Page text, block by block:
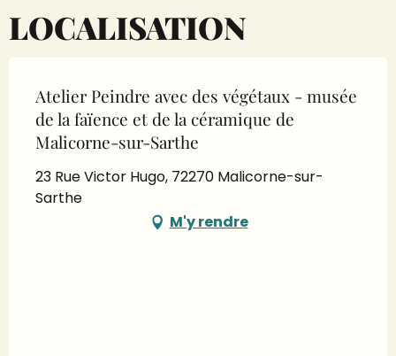
LOCALISATION
Atelier Peindre avec des végétaux - musée
de la faïence et de la céramique de
Malicorne-sur-Sarthe
23 Rue Victor Hugo, 72270 Malicorne-sur-
Sarthe
M'y rendre